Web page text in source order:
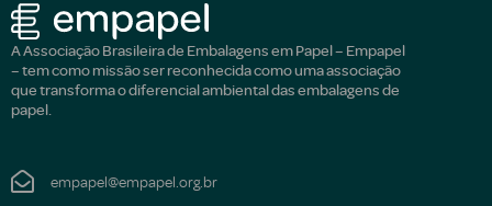
A Associação Brasileira de Embalagens em Papel – Empapel
– tem como missão ser reconhecida como uma associação
que transforma o diferencial ambiental das embalagens de
papel.
empapel@empapel.org.br